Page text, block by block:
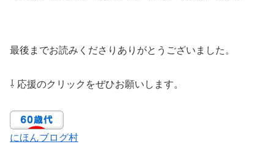
最後までお読みくださりありがとうございました。
⇩ 応援のクリックをぜひお願いします。
にほんブログ村